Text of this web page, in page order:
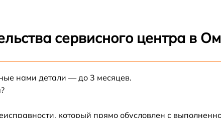
сервисного центра в
нами детали — до 3 месяцев.
который прямо обусловлен с